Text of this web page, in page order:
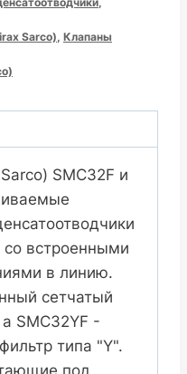
Sarco), Клапаны
SMC32F и
со встроенными
в линию.
сетчатый
SMC32YF -
типа "Y".
под